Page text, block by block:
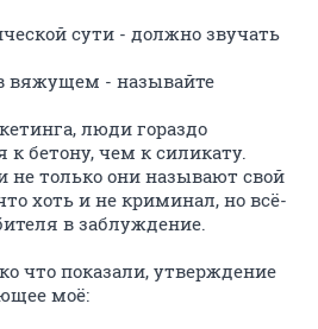
сути - должно звучать
вяжущем - называйте
люди гораздо
к бетону, чем к силикату.
не только они называют свой
хоть и не криминал, но всё-
в заблуждение.
что показали, утверждение
моё: